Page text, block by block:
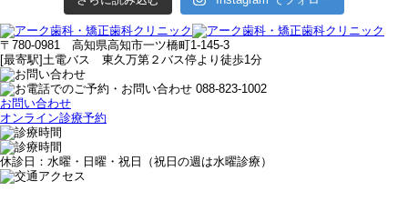
〒780-0981 高知県高知市一ツ橋町1-145-3
[最寄駅]土電バス 東久万第２バス停より徒歩1分
お問い合わせ
オンライン診療予約
休診日：水曜・日曜・祝日（祝日の週は水曜診療）